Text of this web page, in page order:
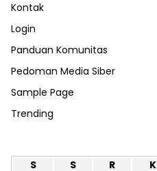
Kontak
Login
Panduan Komunitas
Pedoman Media Siber
Sample Page
Trending
S
S R K